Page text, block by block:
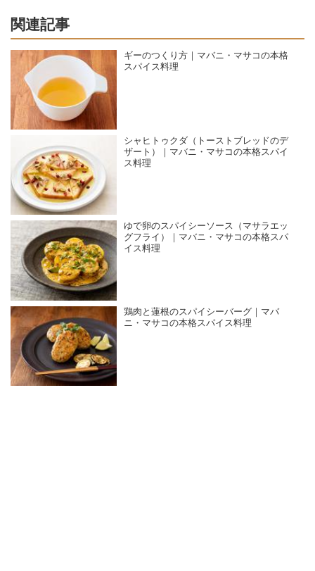
関連記事
ギーのつくり方｜マバニ・マサコの本格
スパイス料理
シャヒトゥクダ（トーストブレッドのデ
ザート）｜マバニ・マサコの本格スパイ
ス料理
ゆで卵のスパイシーソース（マサラエッ
グフライ）｜マバニ・マサコの本格スパ
イス料理
鶏肉と蓮根のスパイシーバーグ｜マバ
ニ・マサコの本格スパイス料理